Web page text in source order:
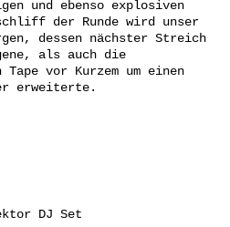
und ebenso explosiven
der Runde wird unser
dessen nächster Streich
als auch die
vor Kurzem um einen
erweiterte.
DJ Set